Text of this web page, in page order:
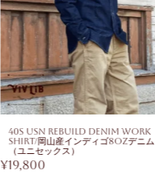
40s USN Rebuild Denim Work
Shirt/岡山産インディゴ8ozデニム
（ユニセックス）
¥19,800